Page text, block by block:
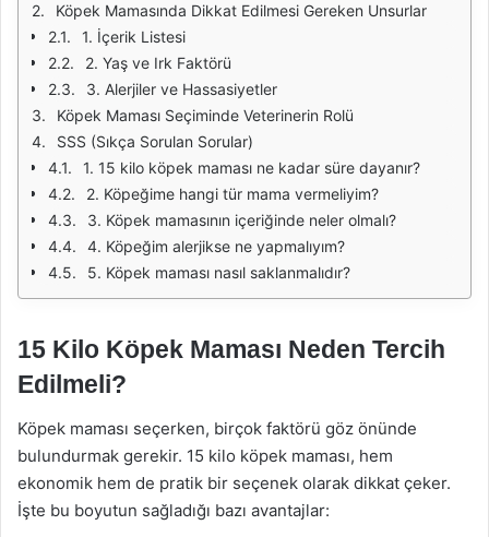
Köpek Mamasında Dikkat Edilmesi Gereken Unsurlar
1. İçerik Listesi
2. Yaş ve Irk Faktörü
3. Alerjiler ve Hassasiyetler
Köpek Maması Seçiminde Veterinerin Rolü
SSS (Sıkça Sorulan Sorular)
1. 15 kilo köpek maması ne kadar süre dayanır?
2. Köpeğime hangi tür mama vermeliyim?
3. Köpek mamasının içeriğinde neler olmalı?
4. Köpeğim alerjikse ne yapmalıyım?
5. Köpek maması nasıl saklanmalıdır?
15 Kilo Köpek Maması Neden Tercih
Edilmeli?
Köpek maması seçerken, birçok faktörü göz önünde
bulundurmak gerekir. 15 kilo köpek maması, hem
ekonomik hem de pratik bir seçenek olarak dikkat çeker.
İşte bu boyutun sağladığı bazı avantajlar: